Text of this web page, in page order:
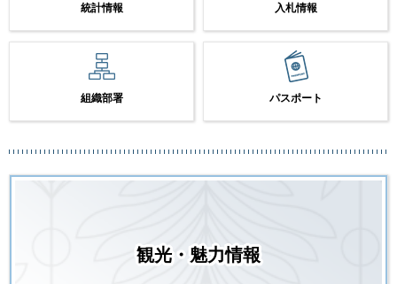
統計情報 入札情報
組織部署 パスポート
観光・魅力情報